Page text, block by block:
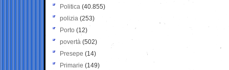
Politica (40.855)
polizia (253)
Porto (12)
povertà (502)
Presepe (14)
Primarie (149)